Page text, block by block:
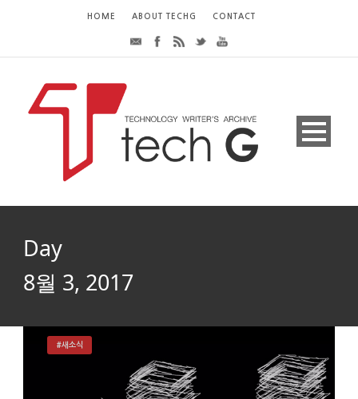
HOME ABOUT TECHG CONTACT
Day
8월 3, 2017
#새소식